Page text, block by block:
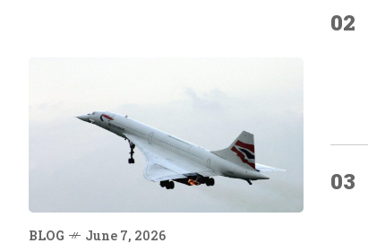
BLOG June 7, 2026
02
03